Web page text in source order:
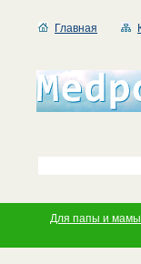
Главная
Для папы и мамы